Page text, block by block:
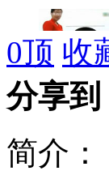
朝鲜高丽航
美媒：朝鲜
0顶 收
分享到
简介：